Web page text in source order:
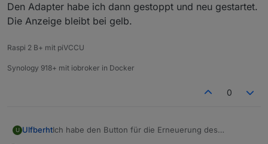
Den Adapter habe ich dann gestoppt und neu gestartet.
Die Anzeige bleibt bei gelb.
Raspi 2 B+ mit piVCCU
Synology 918+ mit iobroker in Docker
0
U UlfberhtIch habe den Button für die Erneuerung des